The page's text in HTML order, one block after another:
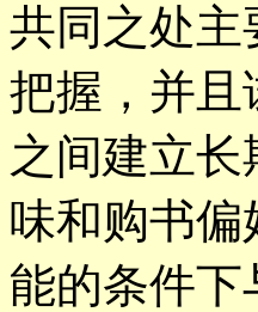
共同之处主
把握，并且
之间建立
味和购书
能的条件